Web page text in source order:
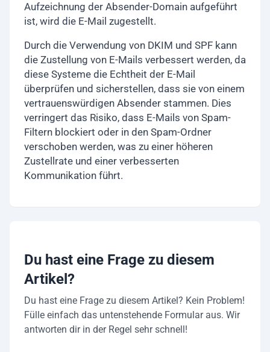
Aufzeichnung der Absender-Domain aufgeführt
ist, wird die E-Mail zugestellt.
Durch die Verwendung von DKIM und SPF kann
die Zustellung von E-Mails verbessert werden, da
diese Systeme die Echtheit der E-Mail
überprüfen und sicherstellen, dass sie von einem
vertrauenswürdigen Absender stammen. Dies
verringert das Risiko, dass E-Mails von Spam-
Filtern blockiert oder in den Spam-Ordner
verschoben werden, was zu einer höheren
Zustellrate und einer verbesserten
Kommunikation führt.
Du hast eine Frage zu diesem
Artikel?
Du hast eine Frage zu diesem Artikel? Kein Problem!
Fülle einfach das untenstehende Formular aus. Wir
antworten dir in der Regel sehr schnell!